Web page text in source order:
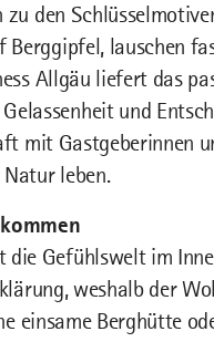
den
Berggipfel, lauschen
Allgäu liefert das
und
mit Gastgeberinnen
leben.
Gefühlswelt im
weshalb der
einsame Berghütte